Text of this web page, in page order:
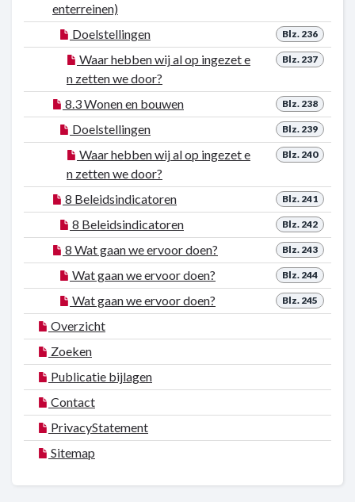
enterreinen)
Blz. 236
Doelstellingen
Blz. 237
Waar hebben wij al op ingezet e
n zetten we door?
Blz. 238
8.3 Wonen en bouwen
Blz. 239
Doelstellingen
Blz. 240
Waar hebben wij al op ingezet e
n zetten we door?
Blz. 241
8 Beleidsindicatoren
Blz. 242
8 Beleidsindicatoren
Blz. 243
8 Wat gaan we ervoor doen?
Blz. 244
Wat gaan we ervoor doen?
Blz. 245
Wat gaan we ervoor doen?
Overzicht
Zoeken
Publicatie bijlagen
Contact
PrivacyStatement
Sitemap